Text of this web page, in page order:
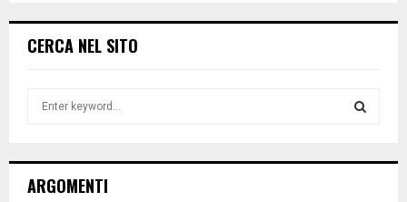
CERCA NEL SITO
h
ARGOMENTI